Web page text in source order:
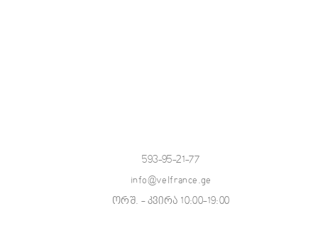
593-95-21-77
info@velfrance.ge
ორშ. - კვირა 10:00-19:00